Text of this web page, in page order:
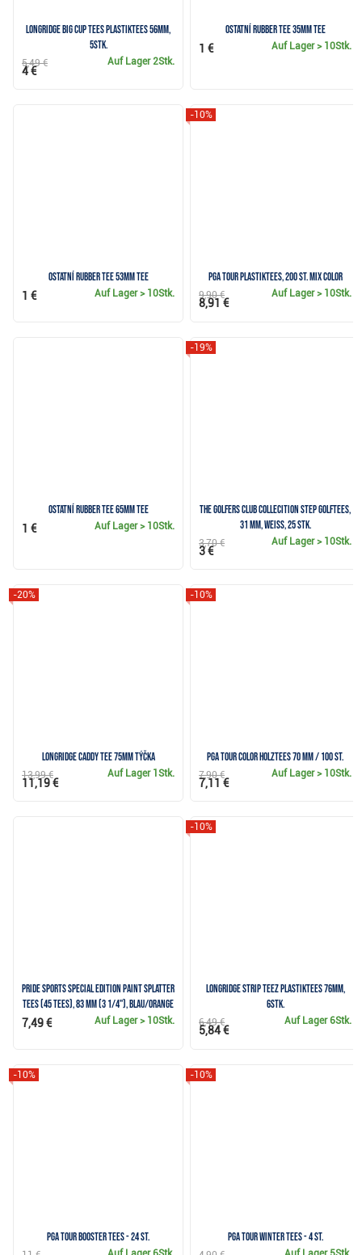
Longridge Big Cup Tees Plastiktees 56mm,
5Stk.
Auf Lager2Stk.
5,49 €
4 €
Ostatní Rubber Tee 35mm Tee
Auf Lager> 10Stk.
1 €
Ostatní Rubber Tee 53mm Tee
Auf Lager> 10Stk.
1 €
PGA Tour Plastiktees, 200 St. MIX COLOR
-10%
Auf Lager> 10Stk.
9,90 €
8,91 €
Ostatní Rubber Tee 65mm Tee
Auf Lager> 10Stk.
1 €
The Golfers Club Collecition Step Golftees,
31 mm, weiss, 25 Stk.
-19%
Auf Lager> 10Stk.
3,70 €
3 €
Longridge Caddy Tee 75mm Týčka
-20%
Auf Lager 1Stk.
13,99 €
11,19 €
PGA TOUR Color Holztees 70 mm / 100 St.
-10%
Auf Lager> 10Stk.
7,90 €
7,11 €
Pride Sports Special Edition Paint Splatter
Tees (45 Tees), 83 mm (3 1/4"), blau/orange
Auf Lager> 10Stk.
7,49 €
Longridge Strip Teez Plastiktees 76mm,
6Stk.
-10%
Auf Lager6Stk.
6,49 €
5,84 €
PGA Tour Booster Tees - 24 St.
-10%
PGA Tour Winter Tees - 4 St.
-10%